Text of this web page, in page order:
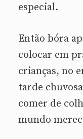
especial.
Então bóra
colocar em
crianças, no
tarde
comer de
mundo